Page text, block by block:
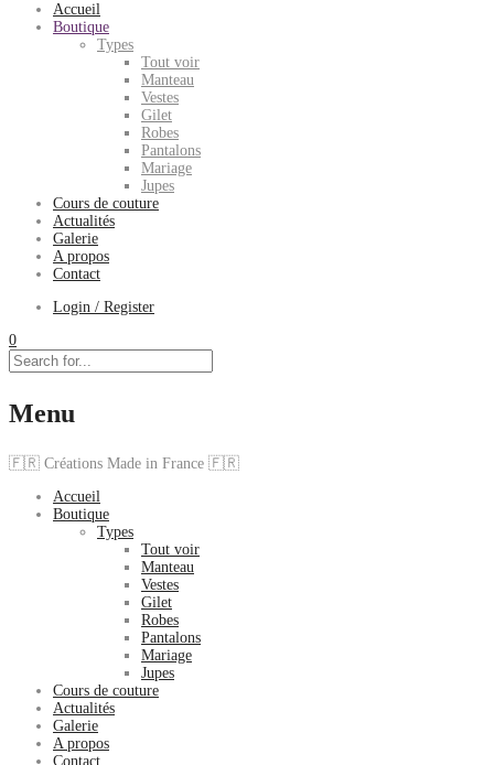
Accueil
Boutique
Types
Tout voir
Manteau
Vestes
Gilet
Robes
Pantalons
Mariage
Jupes
Cours de couture
Actualités
Galerie
A propos
Contact
Login / Register
0
Menu
🇫🇷 Créations Made in France 🇫🇷
Accueil
Boutique
Types
Tout voir
Manteau
Vestes
Gilet
Robes
Pantalons
Mariage
Jupes
Cours de couture
Actualités
Galerie
A propos
Contact